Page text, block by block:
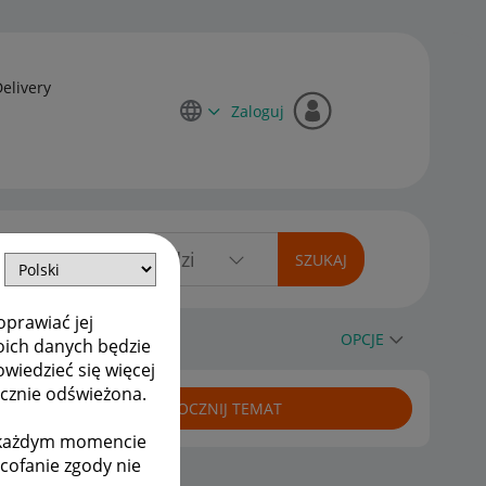
jej
danych będzie
się więcej
odświeżona.
momencie
zgody nie
Zaloguj
OPCJE
ROZPOCZNIJ TEMAT